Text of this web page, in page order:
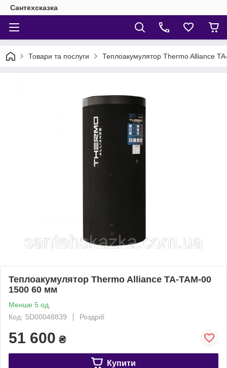
Сантехсказка
Товари та послуги Теплоакумулятор Thermo Alliance
Теплоакумулятор Thermo Alliance TA-TAM-00
1500 60 мм
Менше 5 од.
Код: SD00048839
Роздріб
51 600 ₴
Купити